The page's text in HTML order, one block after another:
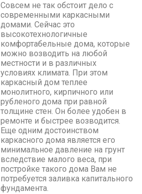
Совсем не так обстоит дело с
современными каркасными
домами. Сейчас это
высокотехнологичные
комфортабельные дома, которые
можно возводить на любой
местности и в различных
условиях климата. При этом
каркасный дом теплее
монолитного, кирпичного или
рубленого дома при равной
толщине стен. Он более удобен в
ремонте и быстрее возводится.
Еще одним достоинством
каркасного дома является его
минимальное давление на грунт
вследствие малого веса, при
постройке такого дома Вам не
потребуется заливка капитального
фундамента.